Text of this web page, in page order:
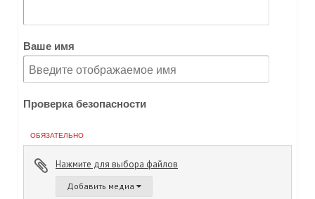
Ваше имя
Проверка безопасности
ОБЯЗАТЕЛЬНО
Нажмите для выбора файлов
Добавить медиа